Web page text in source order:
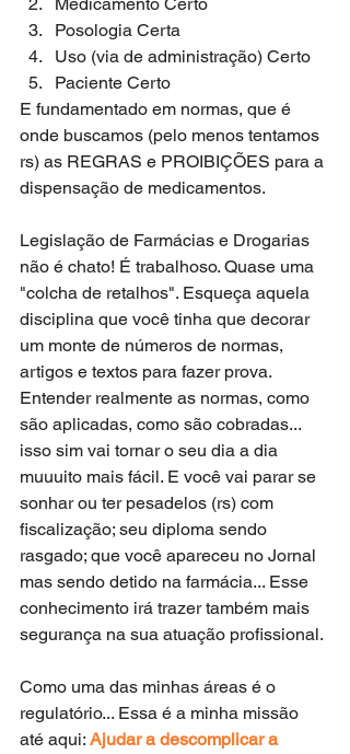
Posologia Certa
Uso (via de administração) Certo
Paciente Certo
E fundamentado em normas, que é
onde buscamos (pelo menos tentamos
rs) as REGRAS e PROIBIÇÕES para a
dispensação de medicamentos.
Legislação de Farmácias e Drogarias
não é chato! É trabalhoso. Quase uma
"colcha de retalhos". Esqueça aquela
disciplina que você tinha que decorar
um monte de números de normas,
artigos e textos para fazer prova.
Entender realmente as normas, como
são aplicadas, como são cobradas...
isso sim vai tornar o seu dia a dia
muuuito mais fácil. E você vai parar se
sonhar ou ter pesadelos (rs) com
fiscalização; seu diploma sendo
rasgado; que você apareceu no Jornal
mas sendo detido na farmácia... Esse
conhecimento irá trazer também mais
segurança na sua atuação profissional.
Como uma das minhas áreas é o
regulatório... Essa é a minha missão
até aqui: Ajudar a descomplicar a